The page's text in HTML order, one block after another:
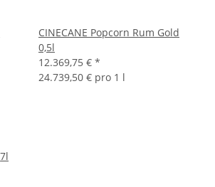
CINECANE Popcorn Rum Gold
0,5l
12.369,75 € *
24.739,50 € pro 1 l